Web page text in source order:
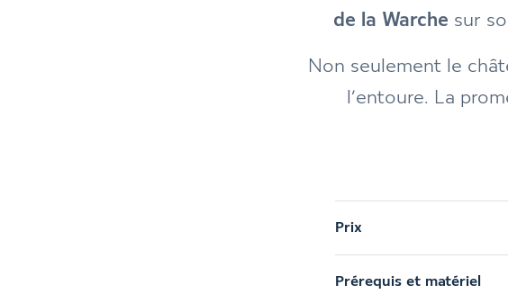
de la Warche sur
Non seulement le
l’entoure. La
Prix
Prérequis et matériel